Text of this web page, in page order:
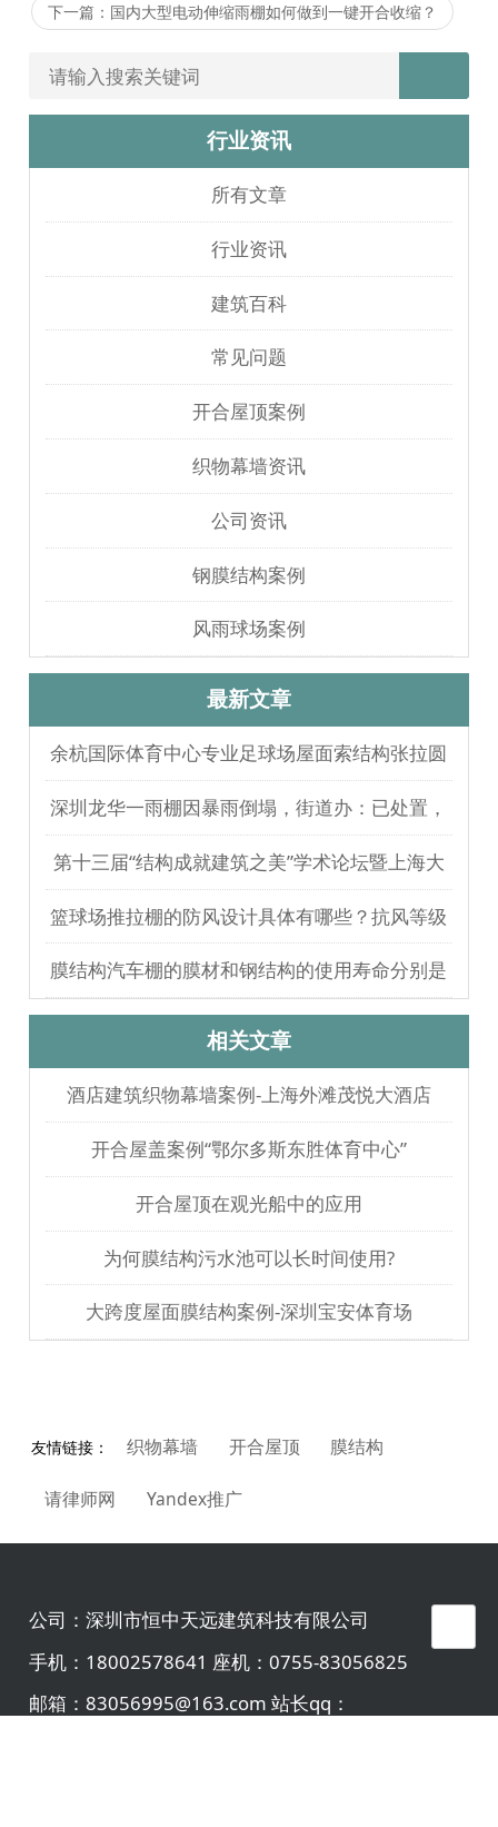
下一篇：国内大型电动伸缩雨棚如何做到一键开合收缩？
行业资讯
所有文章
行业资讯
建筑百科
常见问题
开合屋顶案例
织物幕墙资讯
公司资讯
钢膜结构案例
风雨球场案例
最新文章
余杭国际体育中心专业足球场屋面索结构张拉圆
满完成
深圳龙华一雨棚因暴雨倒塌，街道办：已处置，
无人员伤亡
第十三届“结构成就建筑之美”学术论坛暨上海大
歌剧院观摩
篮球场推拉棚的防风设计具体有哪些？抗风等级
如何测试验证？
膜结构汽车棚的膜材和钢结构的使用寿命分别是
多久？
相关文章
酒店建筑织物幕墙案例-上海外滩茂悦大酒店
开合屋盖案例“鄂尔多斯东胜体育中心”
开合屋顶在观光船中的应用
为何膜结构污水池可以长时间使用?
大跨度屋面膜结构案例-深圳宝安体育场
友情链接： 织物幕墙 开合屋顶 膜结构
请律师网 Yandex推广
公司：深圳市恒中天远建筑科技有限公司
手机： 18002578641 座机：0755-83056825
邮箱：83056995@163.com 站长qq：